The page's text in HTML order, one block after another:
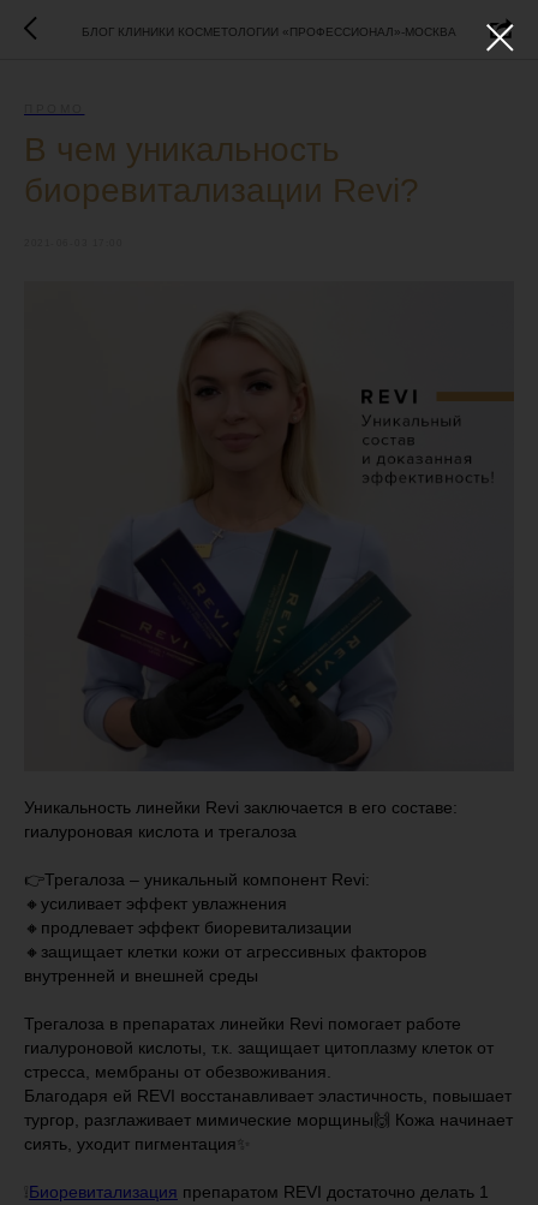
БЛОГ КЛИНИКИ КОСМЕТОЛОГИИ «ПРОФЕССИОНАЛ»-МОСКВА
В чем уникальность
биоревитализации Revi?
Уникальность линейки Revi заключается в его составе:
гиалуроновая кислота и трегалоза
👉Трегалоза – уникальный компонент Revi:
🔸усиливает эффект увлажнения
🔸продлевает эффект биоревитализации
🔸защищает клетки кожи от агрессивных факторов
внутренней и внешней среды
Трегалоза в препаратах линейки Revi помогает работе
гиалуроновой кислоты, т.к. защищает цитоплазму клеток от
стресса, мембраны от обезвоживания.
Благодаря ей REVI восстанавливает эластичность, повышает
тургор, разглаживает мимические морщины🙌 Кожа начинает
сиять, уходит пигментация✨
❕Биоревитализация препаратом REVI достаточно делать 1